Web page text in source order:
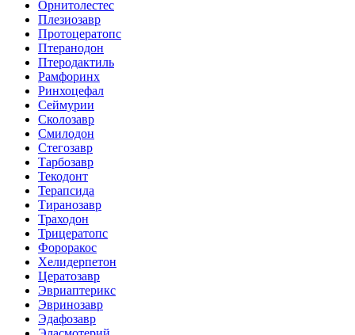
Орнитолестес
Плезиозавр
Протоцератопс
Птеранодон
Птеродактиль
Рамфоринх
Ринхоцефал
Сеймурии
Сколозавр
Смилодон
Стегозавр
Тарбозавр
Текодонт
Терапсида
Тиранозавр
Траходон
Трицератопс
Фороракос
Хелидерпетон
Цератозавр
Эвриаптерикс
Эвринозавр
Эдафозавр